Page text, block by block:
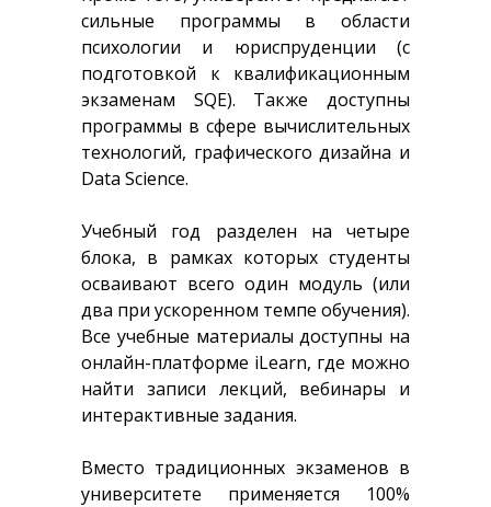
сильные программы в области
психологии и юриспруденции (с
подготовкой к квалификационным
экзаменам SQE). Также доступны
программы в сфере вычислительных
технологий, графического дизайна и
Data Science.
Учебный год разделен на четыре
блока, в рамках которых студенты
осваивают всего один модуль (или
два при ускоренном темпе обучения).
Все учебные материалы доступны на
онлайн-платформе iLearn, где можно
найти записи лекций, вебинары и
интерактивные задания.
Вместо традиционных экзаменов в
университете применяется 100%